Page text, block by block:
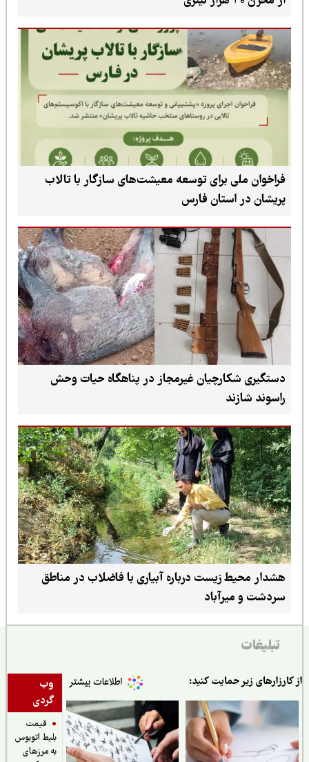
فراخوان ملی برای توسعه معیشت‌های سازگار با تالاب
پریشان در استان فارس
دستگیری شکارچیان غیرمجاز در پناهگاه حیات وحش
راسوند شازند
هشدار محیط زیست درباره آبیاری با فاضلاب در مناطق
سردشت و میرآباد
تبلیغات
وب
گردی
قیمت
بلیط اتوبوس
به مرزهای
زیر حمایت کنید: